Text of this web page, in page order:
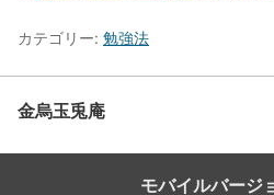
カテゴリー: 勉強法
金烏玉兎庵
モバイルバージ